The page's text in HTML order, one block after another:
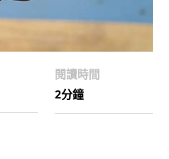
閱讀時間
2分鐘